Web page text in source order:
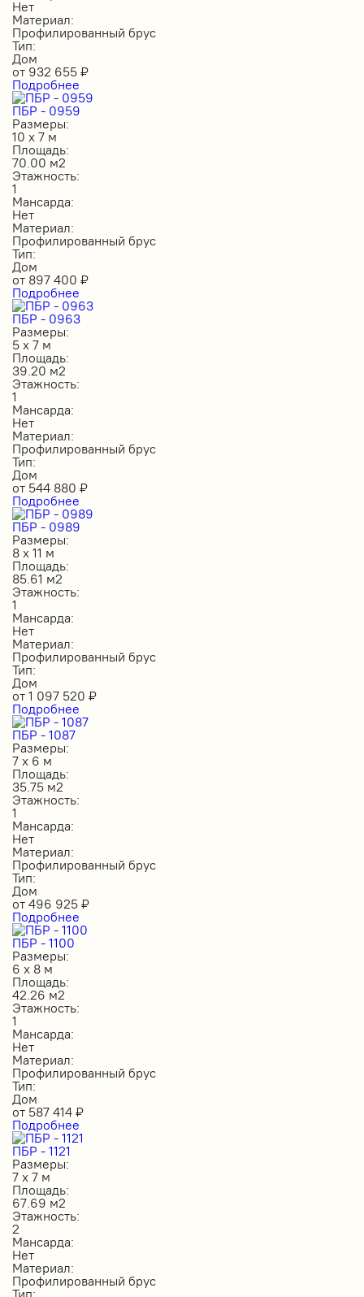
Нет
Материал:
Профилированный брус
Тип:
Дом
от 932 655 ₽
Подробнее
ПБР - 0959
Размеры:
10 х 7 м
Площадь:
70.00 м2
Этажность:
1
Мансарда:
Нет
Материал:
Профилированный брус
Тип:
Дом
от 897 400 ₽
Подробнее
ПБР - 0963
Размеры:
5 х 7 м
Площадь:
39.20 м2
Этажность:
1
Мансарда:
Нет
Материал:
Профилированный брус
Тип:
Дом
от 544 880 ₽
Подробнее
ПБР - 0989
Размеры:
8 х 11 м
Площадь:
85.61 м2
Этажность:
1
Мансарда:
Нет
Материал:
Профилированный брус
Тип:
Дом
от 1 097 520 ₽
Подробнее
ПБР - 1087
Размеры:
7 х 6 м
Площадь:
35.75 м2
Этажность:
1
Мансарда:
Нет
Материал:
Профилированный брус
Тип:
Дом
от 496 925 ₽
Подробнее
ПБР - 1100
Размеры:
6 х 8 м
Площадь:
42.26 м2
Этажность:
1
Мансарда:
Нет
Материал:
Профилированный брус
Тип:
Дом
от 587 414 ₽
Подробнее
ПБР - 1121
Размеры:
7 х 7 м
Площадь:
67.69 м2
Этажность:
2
Мансарда:
Нет
Материал:
Профилированный брус
Тип: